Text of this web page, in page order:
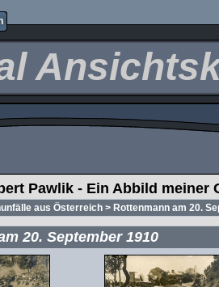
Pawlik - Ein Abbild meiner
aus Österreich > Rottenmann am 20.
20. September 1910